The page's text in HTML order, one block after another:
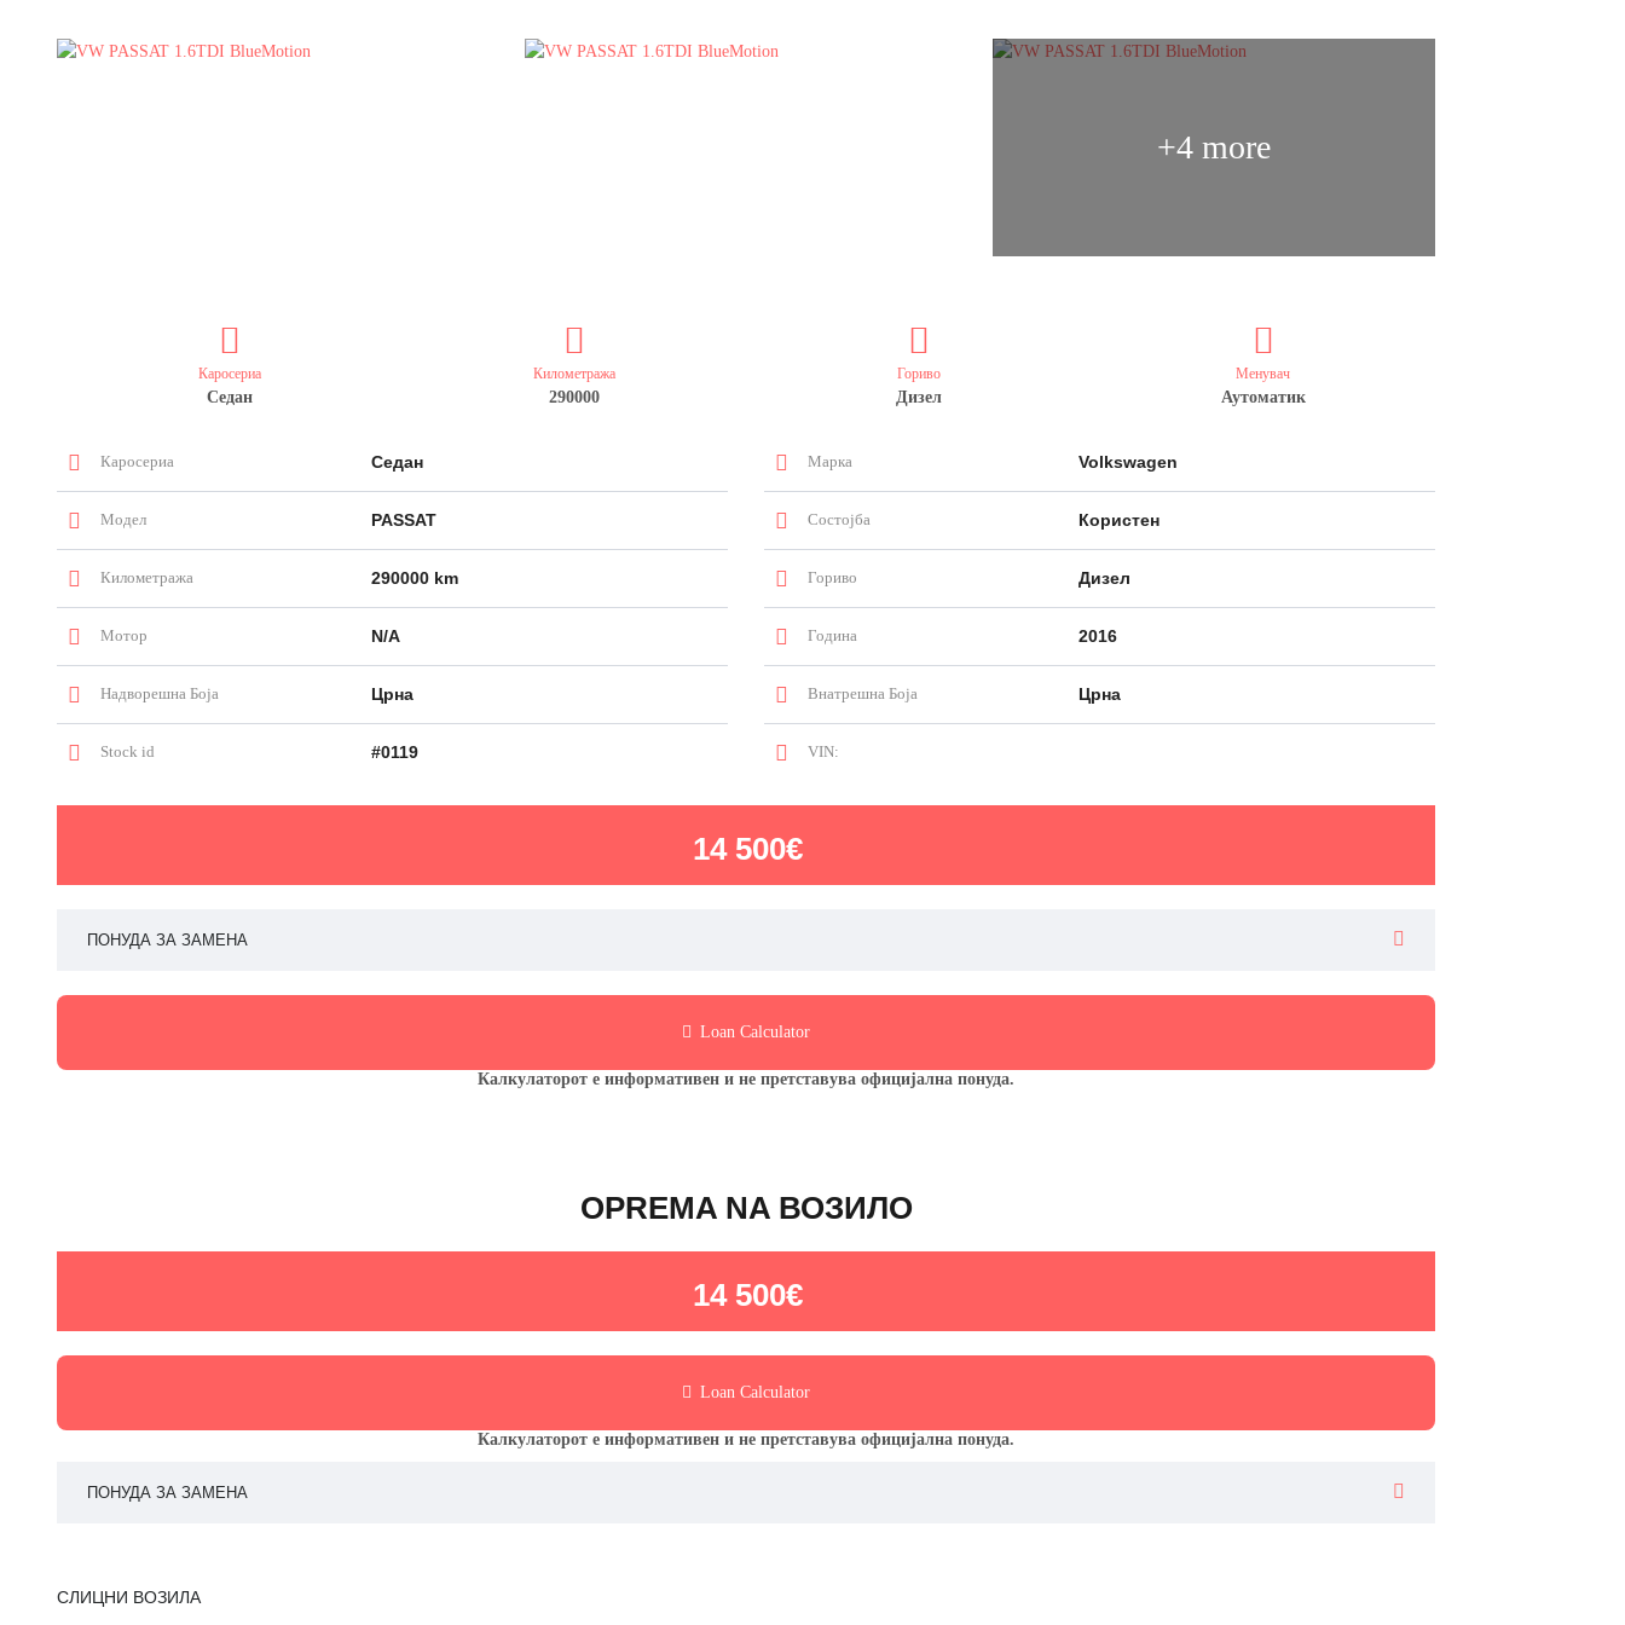
+4 more
Каросериа
Седан
Километража
290000
Гориво
Дизел
Менувач
Аутоматик
Каросериа Седан Марка Volkswagen
Модел PASSAT Состојба Користен
Километража 290000 km Гориво Дизел
Мотор N/A Година 2016
Надворешна Боја Црна Внатрешна Боја Црна
Stock id #0119 VIN:
14 500€
ПОНУДА ЗА ЗАМЕНА
Loan Calculator
Калкулаторот е информативен и не претставува официјална понуда.
OPREMA NA ВОЗИЛО
14 500€
Loan Calculator
Калкулаторот е информативен и не претставува официјална понуда.
ПОНУДА ЗА ЗАМЕНА
СЛИЦНИ ВОЗИЛА